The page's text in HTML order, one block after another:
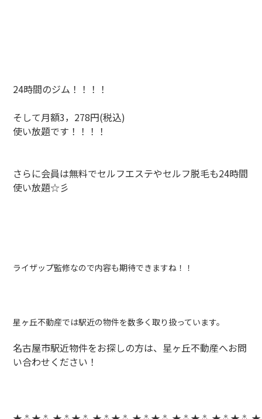
24時間のジム！！！！
そして月額3，278円(税込)
使い放題です！！！！
さらに会員は無料でセルフエステやセルフ脱毛も24時間
使い放題☆彡
ライザップ監修なので内容も期待できますね！！
星ヶ丘不動産では駅近の物件を数多く取り扱っています。
名古屋市駅近物件をお探しの方は、星ヶ丘不動産へお問
い合わせください！